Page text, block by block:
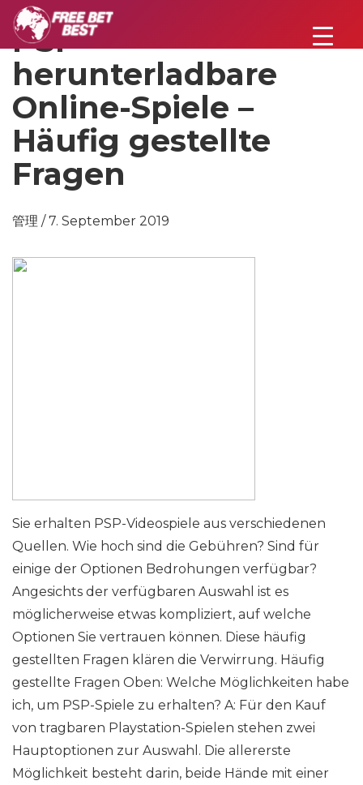
PSP-
herunterladbare
Online-Spiele –
Häufig gestellte
Fragen
管理 / 7. September 2019
Sie erhalten PSP-Videospiele aus verschiedenen
Quellen. Wie hoch sind die Gebühren? Sind für
einige der Optionen Bedrohungen verfügbar?
Angesichts der verfügbaren Auswahl ist es
möglicherweise etwas kompliziert, auf welche
Optionen Sie vertrauen können. Diese häufig
gestellten Fragen klären die Verwirrung. Häufig
gestellte Fragen Oben: Welche Möglichkeiten habe
ich, um PSP-Spiele zu erhalten? A: Für den Kauf
von tragbaren Playstation-Spielen stehen zwei
Hauptoptionen zur Auswahl. Die allererste
Möglichkeit besteht darin, beide Hände mit einer